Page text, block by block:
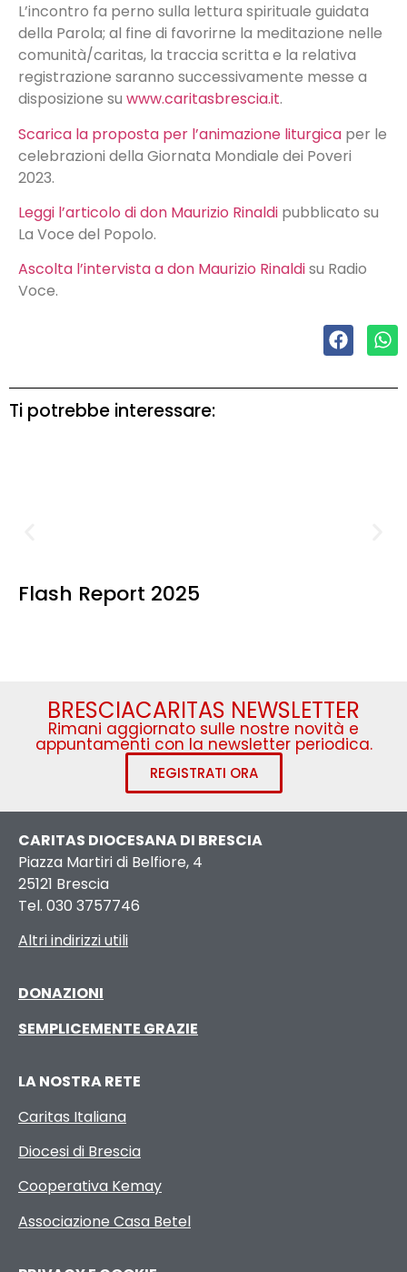
L’incontro fa perno sulla lettura spirituale guidata
della Parola; al fine di favorirne la meditazione nelle
comunità/caritas, la traccia scritta e la relativa
registrazione saranno successivamente messe a
disposizione su www.caritasbrescia.it.
Scarica la proposta per l’animazione liturgica per le
celebrazioni della Giornata Mondiale dei Poveri
2023.
Leggi l’articolo di don Maurizio Rinaldi pubblicato su
La Voce del Popolo.
Ascolta l’intervista a don Maurizio Rinaldisu Radio
Voce.
Ti potrebbe interessare:
Flash Report 2025
BRESCIACARITAS NEWSLETTER
Rimani aggiornato sulle nostre novità e
appuntamenti con la newsletter periodica.
REGISTRATI ORA
CARITAS DIOCESANA DI BRESCIA
Piazza Martiri di Belfiore, 4
25121 Brescia
Tel. 030 3757746
Altri indirizzi utili
DONAZIONI
SEMPLICEMENTE GRAZIE
LA NOSTRA RETE
Caritas Italiana
Diocesi di Brescia
Cooperativa Kemay
Associazione Casa Betel